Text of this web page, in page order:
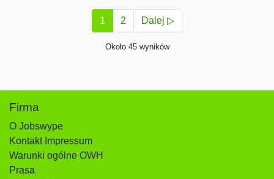
1 2 Dalej ▷
Około 45 wyników
Firma
O Jobswype
Kontakt Impressum
Warunki ogólne OWH
Prasa